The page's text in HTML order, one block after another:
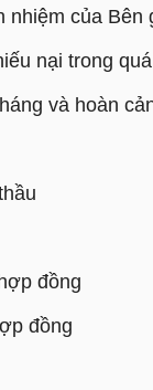
nhiệm của Bên
nại trong
và hoàn
đồng
đồng